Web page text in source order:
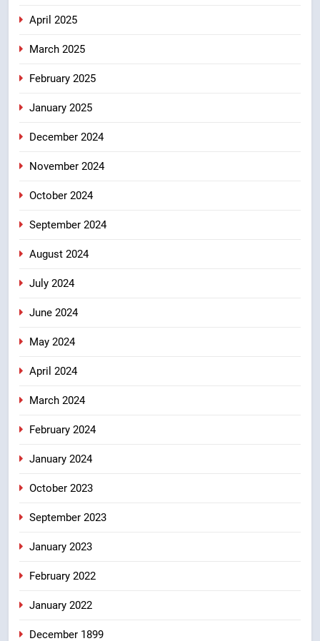
April 2025
March 2025
February 2025
January 2025
December 2024
November 2024
October 2024
September 2024
August 2024
July 2024
June 2024
May 2024
April 2024
March 2024
February 2024
January 2024
October 2023
September 2023
January 2023
February 2022
January 2022
December 1899